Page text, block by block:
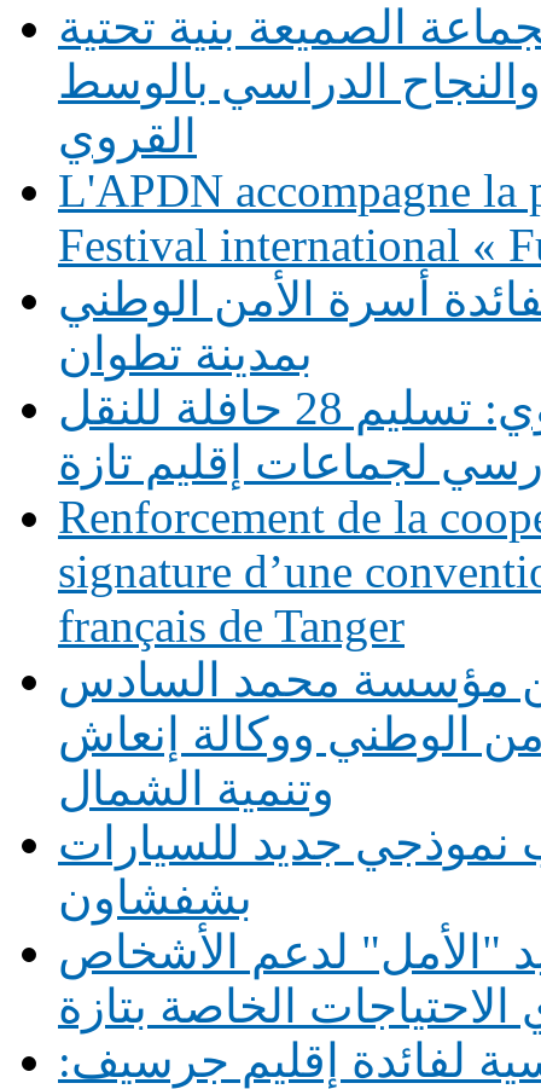
الصميعة بنية تحتية
الدراسي بالوسط
القروي
L'APDN accompagne la
Festival international «
أسرة الأمن الوطني
بمدينة تطوان
دعم التمدرس بالوسط القروي: تسليم 28 حافلة للنقل
لجماعات إقليم تازة
Renforcement de la
signature d’une
français de Tanger
مؤسسة محمد السادس
الوطني ووكالة إنعاش
وتنمية الشمال
نموذجي جديد للسيارات
بشفشاون
"الأمل" لدعم الأشخاص
الاحتياجات الخاصة بتازة
حافلة مدرسية لفائدة إقليم جرسيف: